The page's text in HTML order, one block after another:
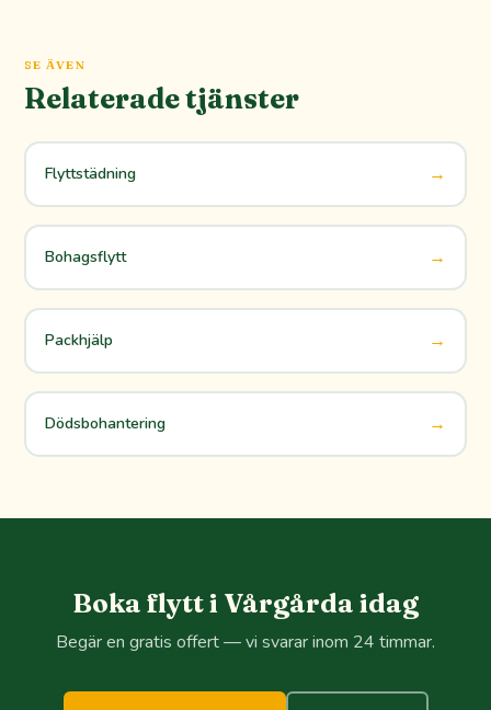
SE ÄVEN
Relaterade tjänster
Flyttstädning →
Bohagsflytt →
Packhjälp →
Dödsbohantering →
Boka flytt i Vårgårda idag
Begär en gratis offert — vi svarar inom 24 timmar.